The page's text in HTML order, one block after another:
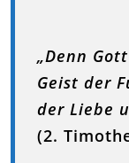
„Denn
Geist der
der Liebe
(2.